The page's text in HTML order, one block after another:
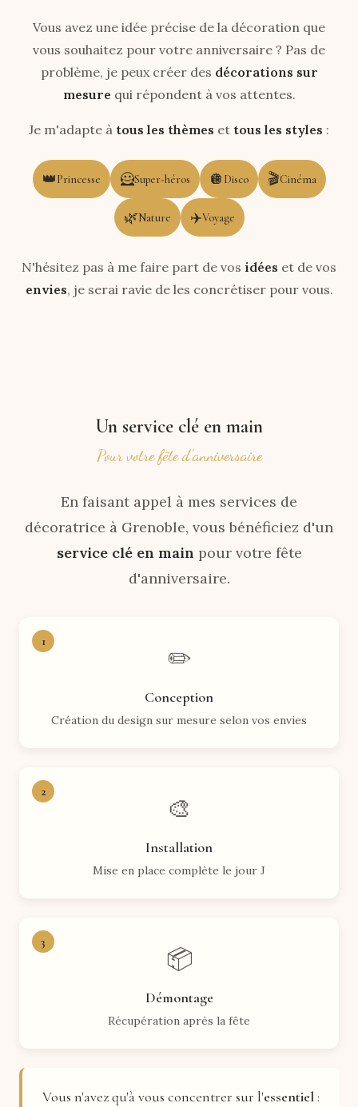
Vous avez une idée précise de la décoration que
vous souhaitez pour votre anniversaire ? Pas de
problème, je peux créer des décorations sur
mesure qui répondent à vos attentes.
Je m'adapte à tous les thèmes et tous les styles :
👑Princesse 🦸Super-héros 🪩 Disco 🎬Cinéma
🌿Nature ✈️Voyage
N'hésitez pas à me faire part de vos idées et de vos
envies, je serai ravie de les concrétiser pour vous.
Un service clé en main
Pour votre fête d'anniversaire
En faisant appel à mes services de
décoratrice à Grenoble, vous bénéficiez d'un
service clé en main pour votre fête
d'anniversaire.
1
✏️
Conception
Création du design sur mesure selon vos envies
2
🎨
Installation
Mise en place complète le jour J
3
📦
Démontage
Récupération après la fête
Vous n'avez qu'à vous concentrer sur l'essentiel: